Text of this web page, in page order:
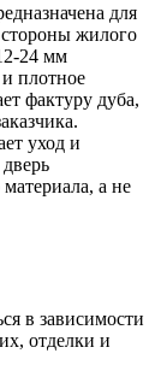
для
жилого
24 мм
и плотное
фактуру дуба,
уход и
материала, а не
в зависимости
отделки и